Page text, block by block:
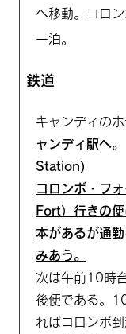
へ移動。コロ
一泊。
鉄道
キャンディの
ャンディ駅へ
Station)
コロンボ・フ
Fort）行きの
本があるが通
みあう。
次は午前10時
後便である。
ればコロンボ